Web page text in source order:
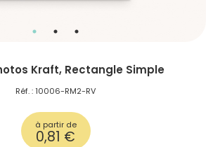
Kraft, Rectangle Simple
Réf. : 10006-RM2-RV
à partir de
0,81 €